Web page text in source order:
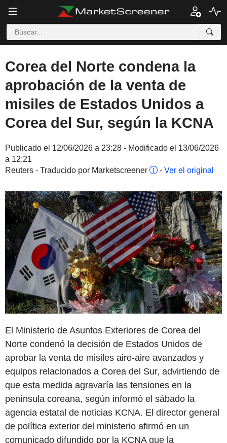
Corea del Norte condena la
aprobación de la venta de
misiles de Estados Unidos a
Corea del Sur, según la KCNA
Publicado el 12/06/2026 a 23:28 - Modificado el 13/06/2026
a 12:21
Reuters - Traducido por Marketscreener
- Ver el original
El Ministerio de Asuntos Exteriores de Corea del
Norte condenó la decisión de Estados Unidos de
aprobar la venta de misiles aire-aire avanzados y
equipos relacionados a Corea del Sur, advirtiendo de
que esta medida agravaría las tensiones en la
península coreana, según informó el sábado la
agencia estatal de noticias KCNA. El director general
de política exterior del ministerio afirmó en un
comunicado difundido por la KCNA que la